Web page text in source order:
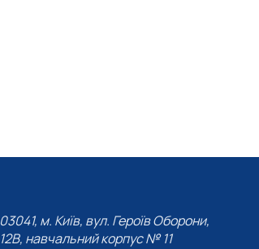
03041, м. Київ, вул. Героїв Оборони,
12B, навчальний корпус № 11